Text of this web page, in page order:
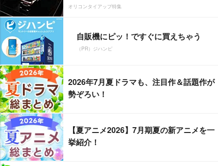
オリコンタイアップ特集
自販機にピッ！ですぐに買えちゃう
（PR）ジハンピ
2026年7月夏ドラマも、注目作＆話題作が
勢ぞろい！
【夏アニメ2026】7月期夏の新アニメを一
挙紹介！